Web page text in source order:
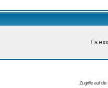
Es
Zugriffe auf